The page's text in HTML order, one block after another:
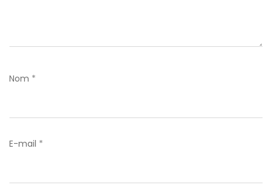
Nom *
E-mail *